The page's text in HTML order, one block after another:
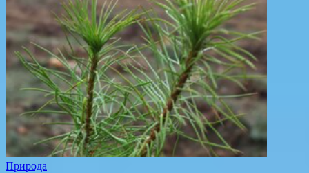
Природа